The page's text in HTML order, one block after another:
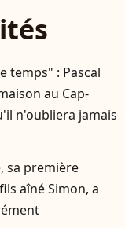
temps" : Pascal
au Cap-
n'oubliera jamais
sa première
aîné Simon, a